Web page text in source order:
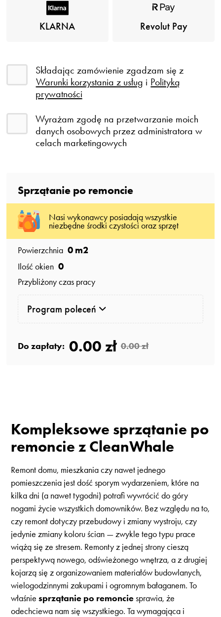
KLARNA Revolut Pay
Składając zamówienie zgadzam się z
Warunki korzystania z usług i Polityką
prywatności
Wyrażam zgodę na przetwarzanie moich
danych osobowych przez administratora w
celach marketingowych
Sprzątanie po remoncie
Nasi wykonawcy posiadają wszystkie
niezbędne środki czystości oraz sprzęt
Powierzchnia 0m2
Ilość okien 0
Przybliżony czas pracy
Program poleceń
Do zapłaty: 0.00 zł 0.00 zł
Kompleksowe sprzątanie po
remoncie z CleanWhale
Remont domu, mieszkania czy nawet jednego
pomieszczenia jest dość sporym wydarzeniem, które na
kilka dni (a nawet tygodni) potrafi wywrócić do góry
nogami życie wszystkich domowników. Bez względu na to,
czy remont dotyczy przebudowy i zmiany wystroju, czy
jedynie zmiany koloru ścian — zwykle tego typu prace
wiążą się ze stresem. Remonty z jednej strony cieszą
perspektywą nowego, odświeżonego wnętrza, a z drugiej
kojarzą się z organizowaniem materiałów budowlanych,
wielogodzinnymi zakupami i ogromnym bałaganem. To
właśniesprzątanie po remonciesprawia, że
odechciewa nam się wszystkiego. Ta wymagająca i